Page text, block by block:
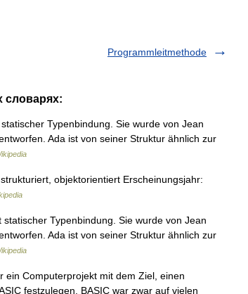
Programmleitmethode
словарях:
Typenbindung. Sie wurde von Jean
Ada ist von seiner Struktur ähnlich zur
objektorientiert Erscheinungsjahr:
Typenbindung. Sie wurde von Jean
Ada ist von seiner Struktur ähnlich zur
Computerprojekt mit dem Ziel, einen
festzulegen. BASIC war zwar auf vielen